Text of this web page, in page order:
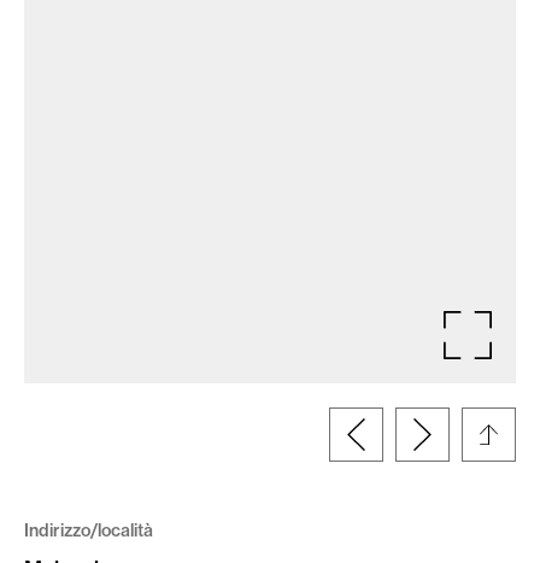
Indirizzo/località